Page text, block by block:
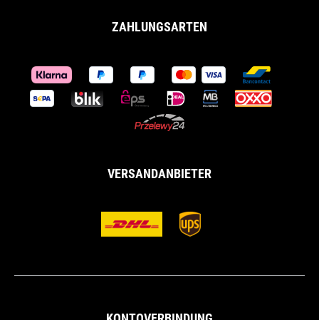
ZAHLUNGSARTEN
VERSANDANBIETER